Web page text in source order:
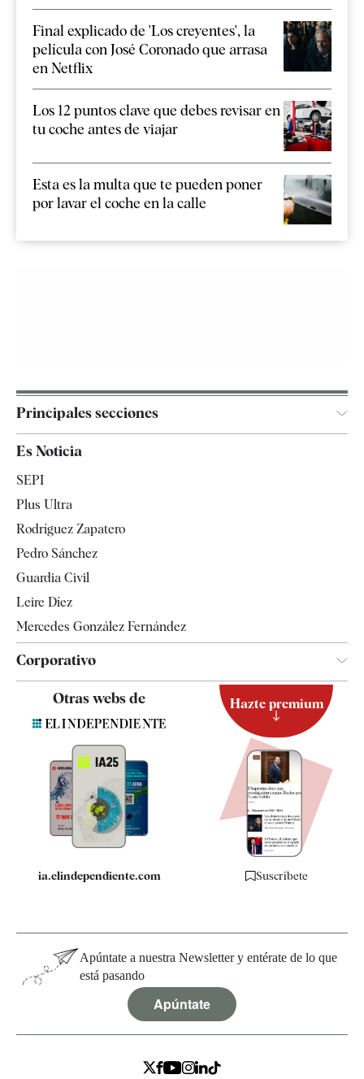
Final explicado de 'Los creyentes', la
película con José Coronado que arrasa
en Netflix
Los 12 puntos clave que debes revisar en
tu coche antes de viajar
Esta es la multa que te pueden poner
por lavar el coche en la calle
Principales secciones
España
Televisión
Es Noticia
SEPI
Plus Ultra
Rodríguez Zapatero
Pedro Sánchez
Guardia Civil
Leire Díez
Mercedes González Fernández
Corporativo
Contacto
Quiénes somos
Especificaciones
Otras webs de
ia.elindependiente.com
Hazte premium
Suscríbete
Apúntate a nuestra Newsletter y entérate de lo que
está pasando
Apúntate